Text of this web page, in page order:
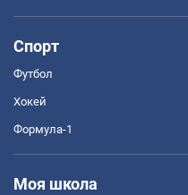
Спорт
Футбол
Хокей
Формула-1
Моя школа